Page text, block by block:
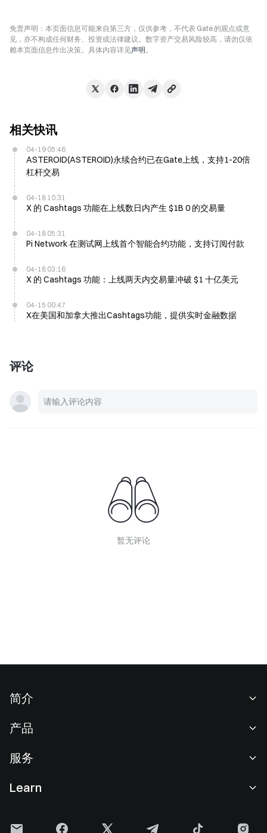
免责声明：本页面信息可能来自第三方，仅供参考，不代表 Gate 的观点或意
见，亦不构成任何财务、投资或法律建议。数字资产交易风险较高，请勿仅依
赖本页面信息作出决策。具体内容详见声明。
相关快讯
04-19 05:46
ASTEROID(ASTEROID)永续合约已在Gate上线，支持1-20倍
杠杆交易
04-18 10:31
X 的 Cashtags 功能在上线数日内产生 $1B 0 的交易量
04-18 05:31
Pi Network 在测试网上线首个智能合约功能，支持订阅付款
04-18 03:16
X 的 Cashtags 功能：上线两天内交易量冲破 $1 十亿美元
04-15 00:47
X在美国和加拿大推出Cashtags功能，提供实时金融数据
评论
暂无评论
简介
新闻中心
产品
现货交易
理财中心
服务
Learn
Gate 快讯